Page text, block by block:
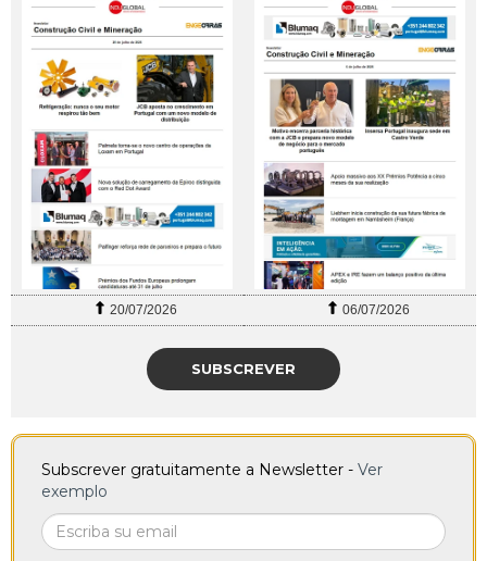
20/07/2026 06/07/2026
SUBSCREVER
Subscrever gratuitamente a Newsletter - Ver
exemplo